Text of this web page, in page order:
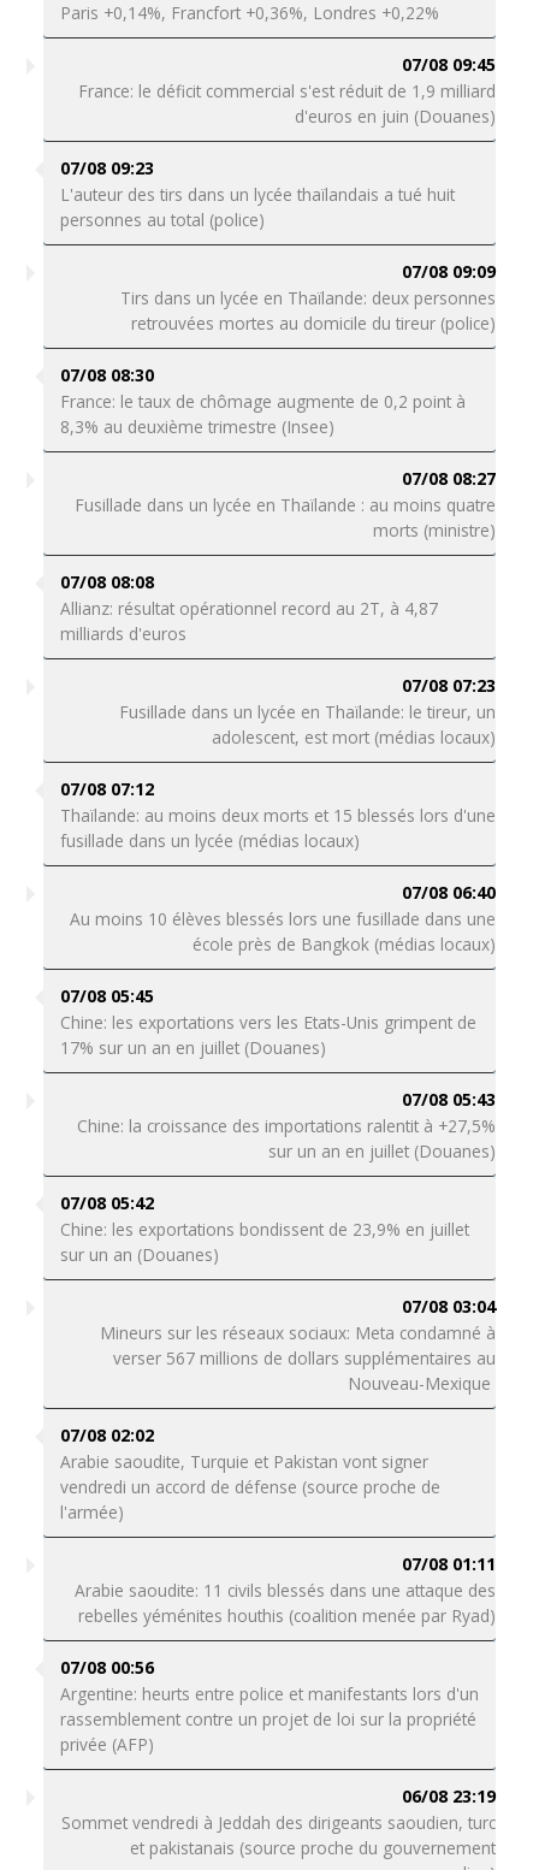
Paris +0,14%, Francfort +0,36%, Londres +0,22%
07/08 09:45
France: le déficit commercial s'est réduit de 1,9 milliard
d'euros en juin (Douanes)
07/08 09:23
L'auteur des tirs dans un lycée thaïlandais a tué huit
personnes au total (police)
07/08 09:09
Tirs dans un lycée en Thaïlande: deux personnes
retrouvées mortes au domicile du tireur (police)
07/08 08:30
France: le taux de chômage augmente de 0,2 point à
8,3% au deuxième trimestre (Insee)
07/08 08:27
Fusillade dans un lycée en Thaïlande : au moins quatre
morts (ministre)
07/08 08:08
Allianz: résultat opérationnel record au 2T, à 4,87
milliards d'euros
07/08 07:23
Fusillade dans un lycée en Thaïlande: le tireur, un
adolescent, est mort (médias locaux)
07/08 07:12
Thaïlande: au moins deux morts et 15 blessés lors d'une
fusillade dans un lycée (médias locaux)
07/08 06:40
Au moins 10 élèves blessés lors une fusillade dans une
école près de Bangkok (médias locaux)
07/08 05:45
Chine: les exportations vers les Etats-Unis grimpent de
17% sur un an en juillet (Douanes)
07/08 05:43
Chine: la croissance des importations ralentit à +27,5%
sur un an en juillet (Douanes)
07/08 05:42
Chine: les exportations bondissent de 23,9% en juillet
sur un an (Douanes)
07/08 03:04
Mineurs sur les réseaux sociaux: Meta condamné à
verser 567 millions de dollars supplémentaires au
Nouveau-Mexique
07/08 02:02
Arabie saoudite, Turquie et Pakistan vont signer
vendredi un accord de défense (source proche de
l'armée)
07/08 01:11
Arabie saoudite: 11 civils blessés dans une attaque des
rebelles yéménites houthis (coalition menée par Ryad)
07/08 00:56
Argentine: heurts entre police et manifestants lors d'un
rassemblement contre un projet de loi sur la propriété
privée (AFP)
06/08 23:19
Sommet vendredi à Jeddah des dirigeants saoudien, turc
et pakistanais (source proche du gouvernement